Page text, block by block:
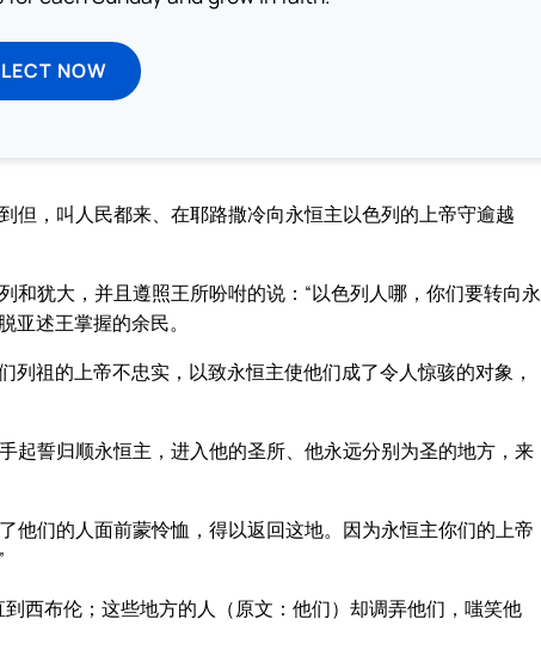
NOW
但，叫人民都来、在耶路撒冷向永恒主以色列的上帝守逾越
和犹大，并且遵照王所吩咐的说：“以色列人哪，你们要转向永
述王掌握的余民。
祖的上帝不忠实，以致永恒主使他们成了令人惊骇的对象，
起誓归顺永恒主，进入他的圣所、他永远分别为圣的地方，来
他们的人面前蒙怜恤，得以返回这地。因为永恒主你们的上帝
西布伦；这些地方的人（原文：他们）却调弄他们，嗤笑他